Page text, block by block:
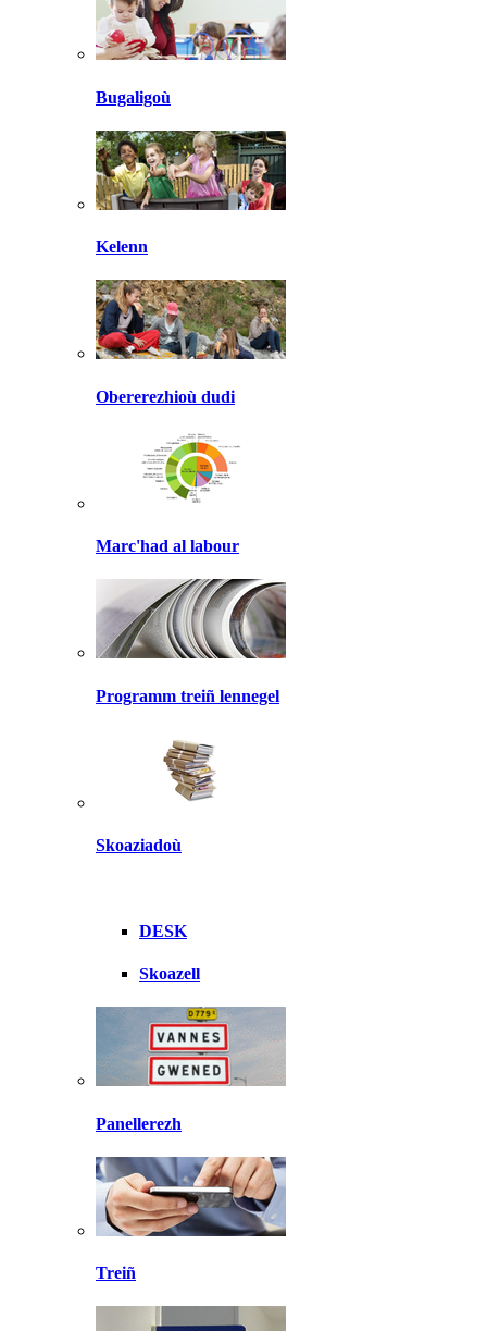
Bugaligoù
Kelenn
Obererezhioù dudi
Marc'had al labour
Programm treiñ lennegel
Skoaziadoù
DESK
Skoazell
Panellerezh
Treiñ